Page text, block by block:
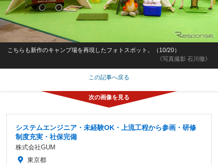
《写真撮影 石川徹》
こちらも新作のキャンプ場を再現したフォトスポット。（10/20）
この記事へ戻る
システムエンジニア・未経験OK・上流工程から参画・研修
制度充実・社保完備
株式会社GUM
東京都